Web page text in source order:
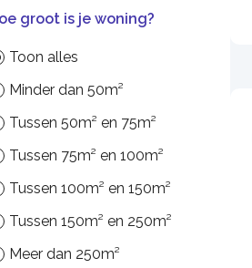
groot is je woning?
Toon alles
Minder dan 50m²
Tussen 50m² en 75m²
Tussen 75m² en 100m²
Tussen 100m² en 150m²
Tussen 150m² en 250m²
Meer dan 250m²